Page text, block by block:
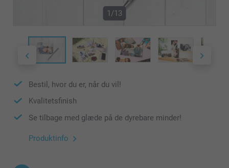
1/13
Bestil, hvor du er, når du vil!
Kvalitetsfinish
Se tilbage med glæde på de dyrebare minder!
Produktinfo